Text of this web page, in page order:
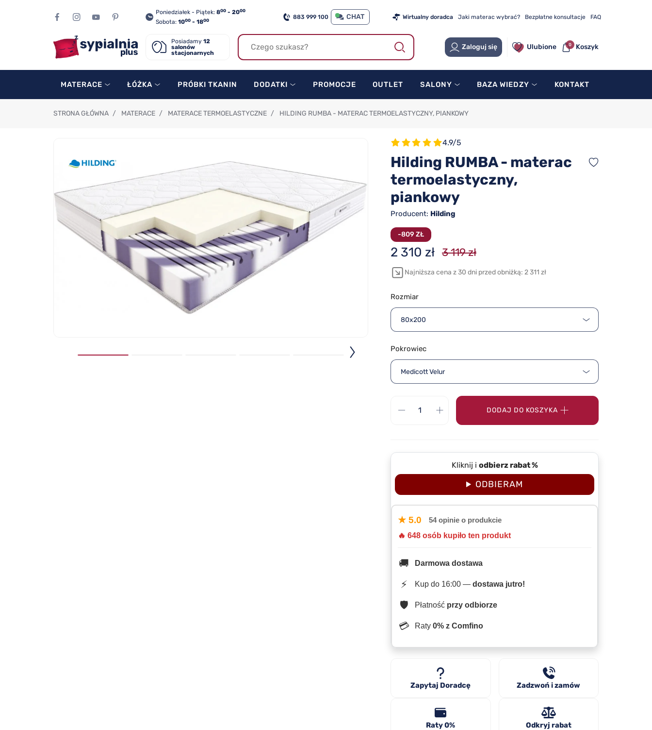
Poniedziałek - Piątek: 800 - 2000
Sobota: 1000 - 1800 883 999 100 CHAT Wirtualny doradca Jaki materac wybrać? Bezpłatne konsultacje FAQ
Posiadamy 12
salonów
stacjonarnych
Zaloguj się Ulubione Koszyk
0
MATERACE ŁÓŻKA PRÓBKI TKANIN DODATKI PROMOCJE OUTLET SALONY BAZA WIEDZY KONTAKT
STRONA GŁÓWNA / MATERACE / MATERACE TERMOELASTYCZNE / HILDING RUMBA - MATERAC TERMOELASTYCZNY, PIANKOWY
4.9/5
Hilding RUMBA - materac
termoelastyczny,
piankowy
Producent: Hilding
-809 ZŁ
2 310 zł 3 119 zł
Najniższa cena z 30 dni przed obniżką: 2 311 zł
Rozmiar
80x200
Pokrowiec
Medicott Velur
DODAJ DO KOSZYKA
Kliknij i odbierz rabat %
ODBIERAM
★ 5.0
54 opinie o produkcie
🔥 648 osób kupiło ten produkt
🚚 Darmowa dostawa
⚡ Kup do 16:00 — dostawa jutro!
🛡️ Płatność przy odbiorze
💳 Raty 0% z Comfino
Zapytaj Doradcę Zadzwoń i zamów
Raty 0% Odkryj rabat